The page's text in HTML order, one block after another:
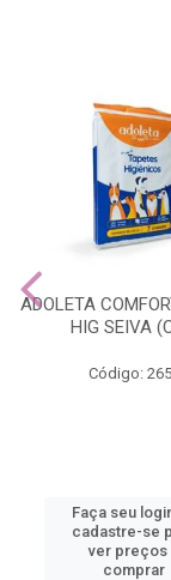
ADOLETA
HIG SEIVA
Código:
Faça seu
cadastre-se
ver preços
comprar